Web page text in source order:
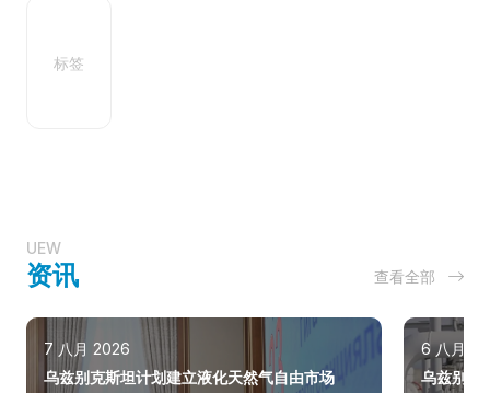
标签
UEW
资讯 查看全部
7 八月 2026
乌兹别克斯坦计划建立液化天然气自由市场
6 八月
乌兹别克